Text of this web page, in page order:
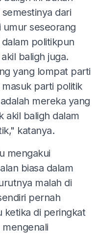
semestinya dari
umur seseorang
politikpun
baligh juga.
yang lompat parti
masuk parti politik
mereka yang
akil baligh dalam
katanya.
mengakui
biasa dalam
malah di
pernah
ketika di peringkat